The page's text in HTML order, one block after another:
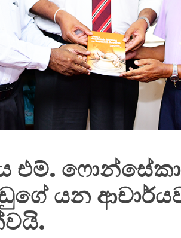
එම්.
යන